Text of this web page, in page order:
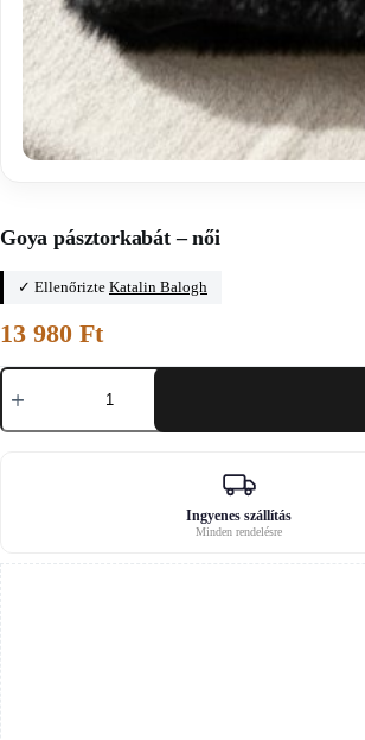
Goya pásztorkabát – női
✓ Ellenőrizte Katalin Balogh
13 980 Ft
Goya
pásztorkabát
női
Ingyenes szállítás
Minden rendelésre